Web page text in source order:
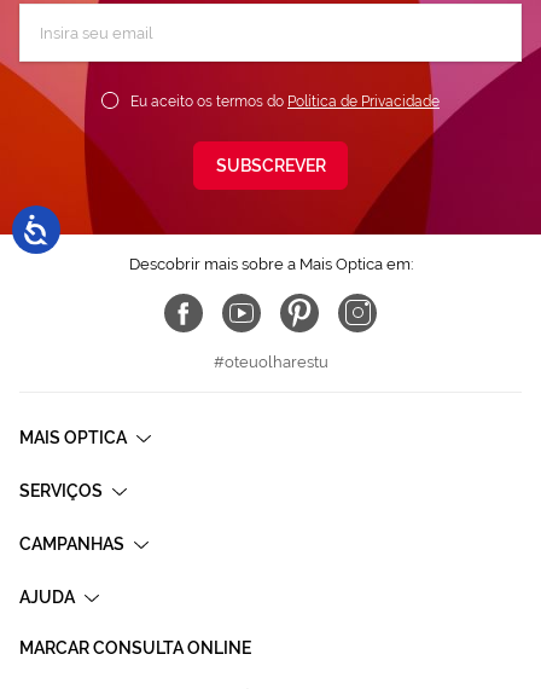
Newsletter:
Eu aceito os termos do Política de Privacidade
SUBSCREVER
Descobrir mais sobre a Mais Optica em:
#oteuolharestu
MAIS OPTICA
SERVIÇOS
CAMPANHAS
AJUDA
MARCAR CONSULTA ONLINE